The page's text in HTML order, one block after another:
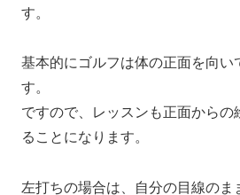
す。
基本的にゴルフは体の正面を向い
す。
ですので、レッスンも正面から
ることになります。
左打ちの場合は、自分の目線のま